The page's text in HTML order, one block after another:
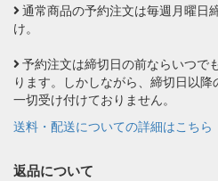
通常商品の予約注文は毎週月曜日
け。
予約注文は締切日の前ならいつで
ります。しかしながら、締切日以
一切受け付けておりません。
送料・配送についての詳細はこちら
返品について